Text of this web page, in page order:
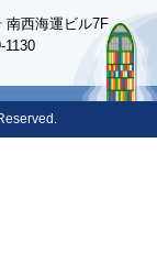
西海運ビル7F